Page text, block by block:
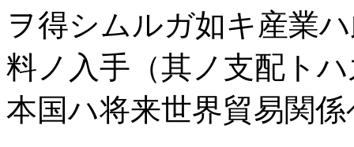
ヲ得シムルガ如キ産業
料ノ入手（其ノ支配ト
本国ハ将来世界貿易関